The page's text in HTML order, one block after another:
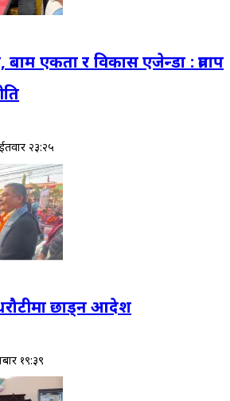
एकता र विकास एजेन्डा : प्रताप
२३:२५
धरौटीमा छाड्न आदेश
१९:३९